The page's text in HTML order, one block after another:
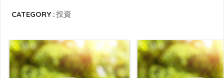
CATEGORY :投資